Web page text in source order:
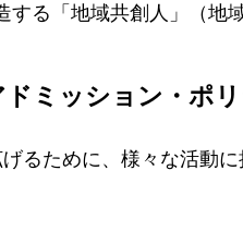
る「地域共創人」（地域
ミッション・ポリ
ために、様々な活動に